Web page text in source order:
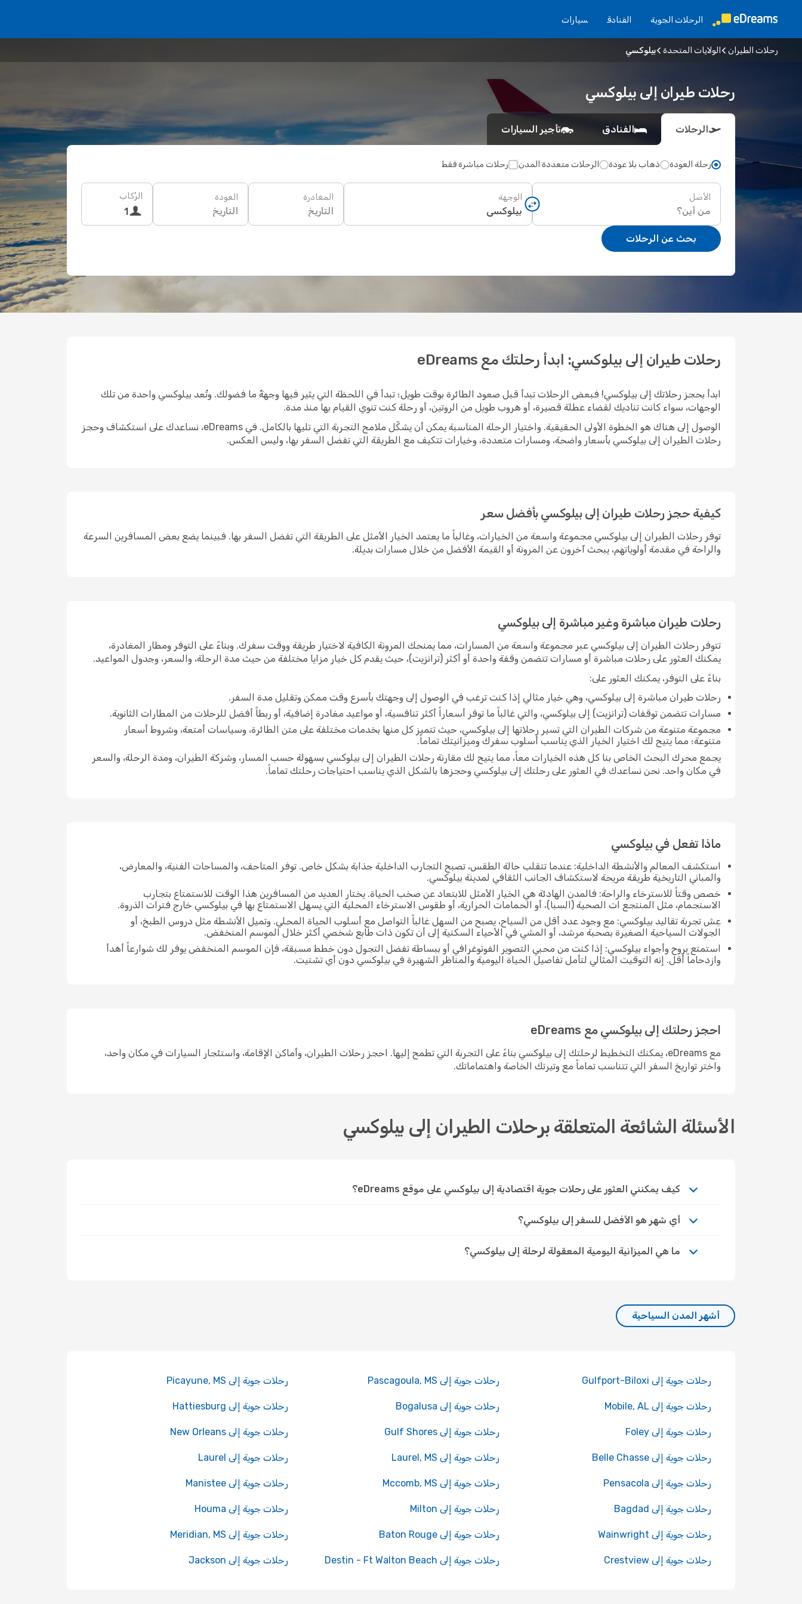
الرحلات الجوية الفنادق سيارات
رحلات الطيران الولايات المتحدة بيلوكسي
رحلات طيران إلى بيلوكسي
الرحلات الفنادق تأجير السيارات
رحلة العودة ذهاب بلا عودة الرحلات متعددة المدن رحلات مباشرة فقط
الأصل الوجهة المغادرة
التاريخ
العودة
التاريخ
الرُكاب
1
بحث عن الرحلات
رحلات طيران إلى بيلوكسي: ابدأ رحلتك مع eDreams
ابدأ بحجز رحلاتك إلى بيلوكسي! فبعض الرحلات تبدأ قبل صعود الطائرة بوقت طويل؛ تبدأ في اللحظة التي يثير فيها وجهةٌ ما فضولك. وتُعد بيلوكسي واحدة من تلك
الوجهات، سواء كانت تناديك لقضاء عطلة قصيرة، أو هروب طويل من الروتين، أو رحلة كنت تنوي القيام بها منذ مدة.
الوصول إلى هناك هو الخطوة الأولى الحقيقية. واختيار الرحلة المناسبة يمكن أن يشكّل ملامح التجربة التي تليها بالكامل. في eDreams، نساعدك على استكشاف وحجز
رحلات الطيران إلى بيلوكسي بأسعار واضحة، ومسارات متعددة، وخيارات تتكيف مع الطريقة التي تفضل السفر بها، وليس العكس.
كيفية حجز رحلات طيران إلى بيلوكسي بأفضل سعر
توفر رحلات الطيران إلى بيلوكسي مجموعة واسعة من الخيارات، وغالباً ما يعتمد الخيار الأمثل على الطريقة التي تفضل السفر بها. فبينما يضع بعض المسافرين السرعة
والراحة في مقدمة أولوياتهم، يبحث آخرون عن المرونة أو القيمة الأفضل من خلال مسارات بديلة.
رحلات طيران مباشرة وغير مباشرة إلى بيلوكسي
تتوفر رحلات الطيران إلى بيلوكسي عبر مجموعة واسعة من المسارات، مما يمنحك المرونة الكافية لاختيار طريقة ووقت سفرك. وبناءً على التوفر ومطار المغادرة،
يمكنك العثور على رحلات مباشرة أو مسارات تتضمن وقفة واحدة أو أكثر (ترانزيت)، حيث يقدم كل خيار مزايا مختلفة من حيث مدة الرحلة، والسعر، وجدول المواعيد.
بناءً على التوفر، يمكنك العثور على:
رحلات طيران مباشرة إلى بيلوكسي، وهي خيار مثالي إذا كنت ترغب في الوصول إلى وجهتك بأسرع وقت ممكن وتقليل مدة السفر.
مسارات تتضمن توقفات (ترانزيت) إلى بيلوكسي، والتي غالباً ما توفر أسعاراً أكثر تنافسية، أو مواعيد مغادرة إضافية، أو ربطاً أفضل للرحلات من المطارات الثانوية.
مجموعة متنوعة من شركات الطيران التي تسير رحلاتها إلى بيلوكسي، حيث تتميز كل منها بخدمات مختلفة على متن الطائرة، وسياسات أمتعة، وشروط أسعار
متنوعة؛ مما يتيح لك اختيار الخيار الذي يناسب أسلوب سفرك وميزانيتك تماماً.
يجمع محرك البحث الخاص بنا كل هذه الخيارات معاً، مما يتيح لك مقارنة رحلات الطيران إلى بيلوكسي بسهولة حسب المسار، وشركة الطيران، ومدة الرحلة، والسعر
في مكان واحد. نحن نساعدك في العثور على رحلتك إلى بيلوكسي وحجزها بالشكل الذي يناسب احتياجات رحلتك تماماً.
ماذا تفعل في بيلوكسي
استكشف المعالم والأنشطة الداخلية: عندما تتقلب حالة الطقس، تصبح التجارب الداخلية جذابة بشكل خاص. توفر المتاحف، والمساحات الفنية، والمعارض،
والمباني التاريخية طريقة مريحة لاستكشاف الجانب الثقافي لمدينة بيلوكسي.
خصص وقتاً للاسترخاء والراحة: فالمدن الهادئة هي الخيار الأمثل للابتعاد عن صخب الحياة. يختار العديد من المسافرين هذا الوقت للاستمتاع بتجارب
الاستجمام، مثل المنتجع ات الصحية (السبا)، أو الحمامات الحرارية، أو طقوس الاسترخاء المحلية التي يسهل الاستمتاع بها في بيلوكسي خارج فترات الذروة.
عِش تجربة تقاليد بيلوكسي: مع وجود عدد أقل من السياح، يصبح من السهل غالباً التواصل مع أسلوب الحياة المحلي. وتميل الأنشطة مثل دروس الطبخ، أو
الجولات السياحية الصغيرة بصحبة مرشد، أو المشي في الأحياء السكنية إلى أن تكون ذات طابع شخصي أكثر خلال الموسم المنخفض.
استمتع بروح وأجواء بيلوكسي: إذا كنت من محبي التصوير الفوتوغرافي أو ببساطة تفضل التجول دون خطط مسبقة، فإن الموسم المنخفض يوفر لك شوارعاً أهدأ
وازدحاماً أقل. إنه التوقيت المثالي لتأمل تفاصيل الحياة اليومية والمناظر الشهيرة في بيلوكسي دون أي تشتيت.
احجز رحلتك إلى بيلوكسي مع eDreams
مع eDreams، يمكنك التخطيط لرحلتك إلى بيلوكسي بناءً على التجربة التي تطمح إليها. احجز رحلات الطيران، وأماكن الإقامة، واستئجار السيارات في مكان واحد،
واختر تواريخ السفر التي تتناسب تماماً مع وتيرتك الخاصة واهتماماتك.
الأسئلة الشائعة المتعلقة برحلات الطيران إلى بيلوكسي
كيف يمكنني العثور على رحلات جوية اقتصادية إلى بيلوكسي على موقع eDreams؟
أي شهر هو الأفضل للسفر إلى بيلوكسي؟
ما هي الميزانية اليومية المعقولة لرحلة إلى بيلوكسي؟
أشهر المدن السياحية
رحلات جوية إلى Gulfport-Biloxi رحلات جوية إلى Pascagoula, MS رحلات جوية إلى Picayune, MS
رحلات جوية إلى Mobile, AL رحلات جوية إلى Bogalusa رحلات جوية إلى Hattiesburg
رحلات جوية إلى Foley رحلات جوية إلى Gulf Shores رحلات جوية إلى New Orleans
رحلات جوية إلى Belle Chasse رحلات جوية إلى Laurel, MS رحلات جوية إلى Laurel
رحلات جوية إلى Pensacola رحلات جوية إلى Mccomb, MS رحلات جوية إلى Manistee
رحلات جوية إلى Bagdad رحلات جوية إلى Milton رحلات جوية إلى Houma
رحلات جوية إلى Wainwright رحلات جوية إلى Baton Rouge رحلات جوية إلى Meridian, MS
رحلات جوية إلى Crestview رحلات جوية إلى Destin - Ft Walton Beach رحلات جوية إلى Jackson